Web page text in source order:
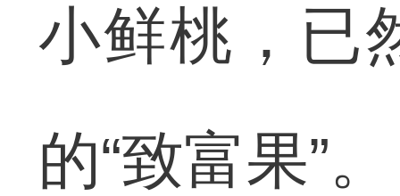
小鲜桃，已
的“致富果”。